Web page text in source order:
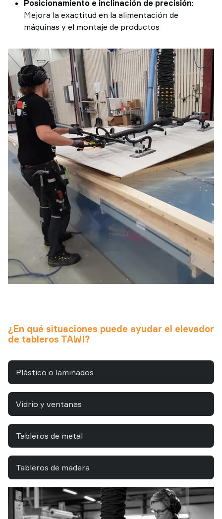
Posicionamiento e inclinación de precisión:
Mejora la exactitud en la alimentación de
máquinas y el montaje de productos
¿En qué situaciones puede ayudar el elevador
de tableros TAWI?
Plástico o laminados
Vidrio y ventanas
Tableros de metal
Tableros de madera